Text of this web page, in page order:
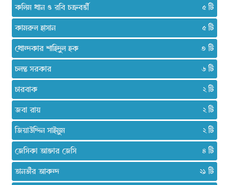
কলিম খান ও রবি চক্রবর্ত্তী
৫
কামরুল হাসান
৫
খোন্দকার শাহিদুল হক
৩
চলন্ত সরকার
৬
চারবাক
২
জবা রায়
২
জিয়াউদ্দিন সাইমুম
২
জেসিকা আক্তার জেসি
৪
তানভীর আকন্দ
২১